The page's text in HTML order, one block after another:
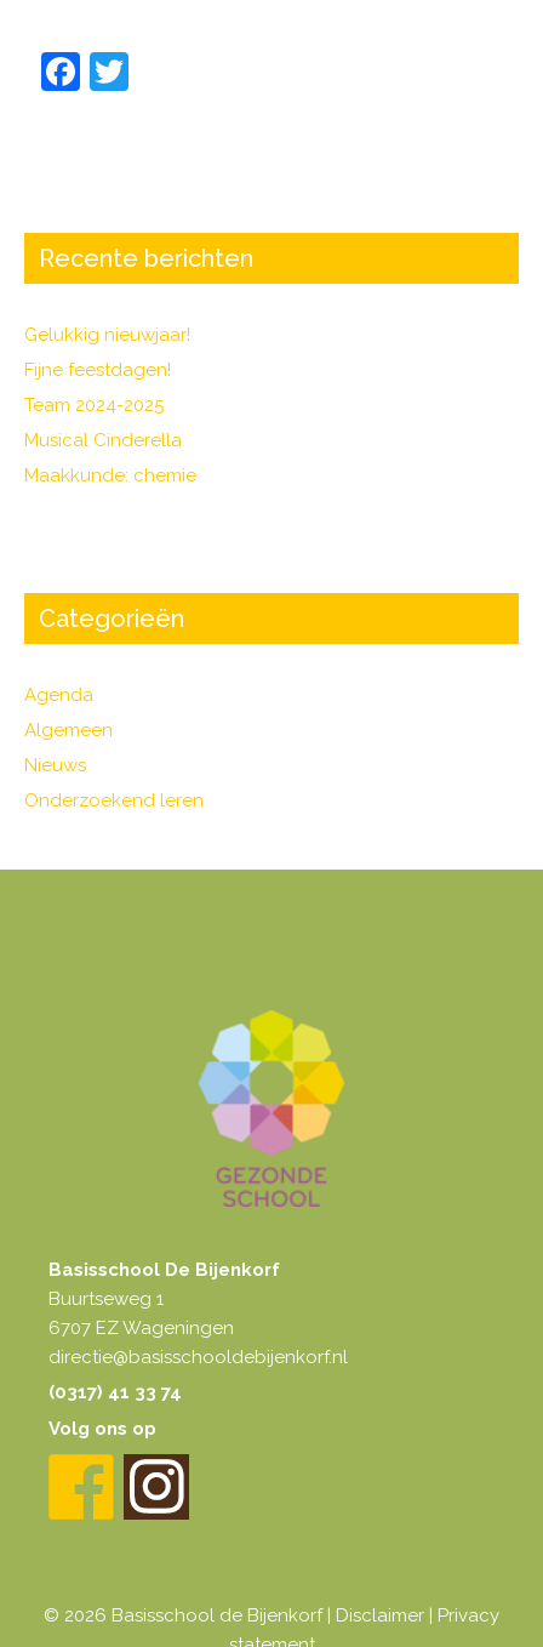
F
b
o
k
Recente berichten
Gelukkig nieuwjaar!
Fijne feestdagen!
Team 2024-2025
Musical Cinderella
Maakkunde: chemie
Categorieën
Agenda
Algemeen
Nieuws
Onderzoekend leren
Basisschool De Bijenkorf
Buurtseweg 1
6707 EZ Wageningen
directie@basisschooldebijenkorf.nl
(0317) 41 33 74
Volg ons op
© 2026 Basisschool de Bijenkorf | Disclaimer | Privacy